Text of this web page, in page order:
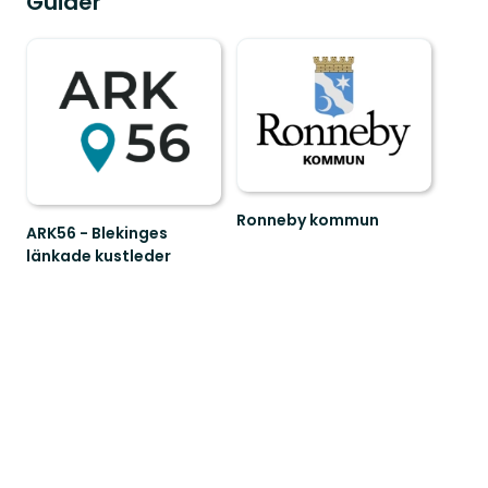
ARK56 - Blekinges
länkade kustleder
Ronneby kommun